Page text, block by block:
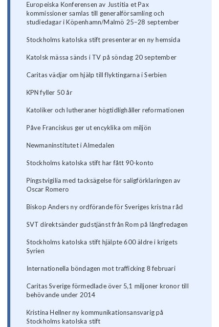
Europeiska Konferensen av Justitia et Pax
kommissioner samlas till generalförsamling och
studiedagar i Köpenhamn/Malmö 25–28 september
Stockholms katolska stift presenterar en ny hemsida
Katolsk mässa sänds i TV på söndag 20 september
Caritas vädjar om hjälp till flyktingarna i Serbien
KPN fyller 50 år
Katoliker och lutheraner högtidlighåller reformationen
Påve Franciskus ger ut encyklika om miljön
Newmaninstitutet i Almedalen
Stockholms katolska stift har fått 90-konto
Pingstvigilia med tacksägelse för saligförklaringen av
Oscar Romero
Biskop Anders ny ordförande för Sveriges kristna råd
SVT direktsänder gudstjänst från Rom på långfredagen
Stockholms katolska stift hjälpte 600 äldre i krigets
Syrien
Internationella böndagen mot trafficking 8 februari
Caritas Sverige förmedlade över 5,1 miljoner kronor till
behövande under 2014
Kristina Hellner ny kommunikationsansvarig på
Stockholms katolska stift